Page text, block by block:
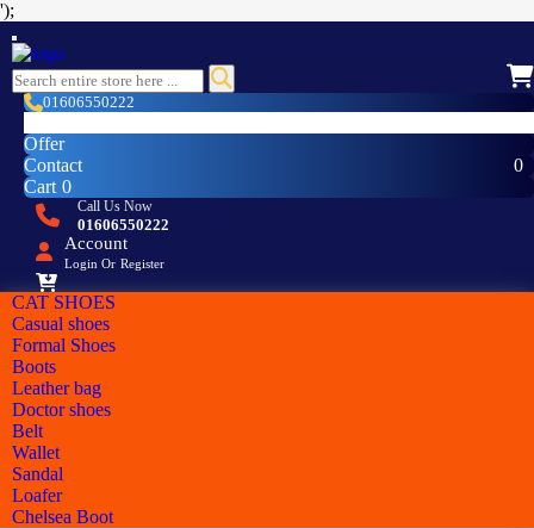
');
0
01606550222
Offer
Contact
Cart 0
Call Us Now
01606550222
Account
Login Or Register
CAT SHOES
Casual shoes
Formal Shoes
Boots
Leather bag
Doctor shoes
Belt
Wallet
Sandal
Loafer
Chelsea Boot